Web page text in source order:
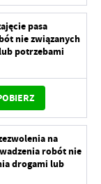
pasa
nie związanych
potrzebami
na
robót nie
drogami lub